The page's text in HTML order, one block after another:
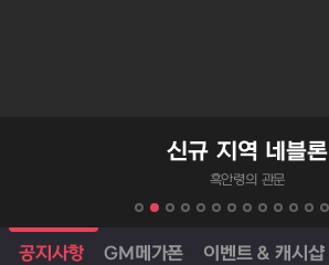
신규 지역 네블론
흑안령의 관문
엘소드 소식
공지사항 GM메가폰 이벤트 & 캐시샵